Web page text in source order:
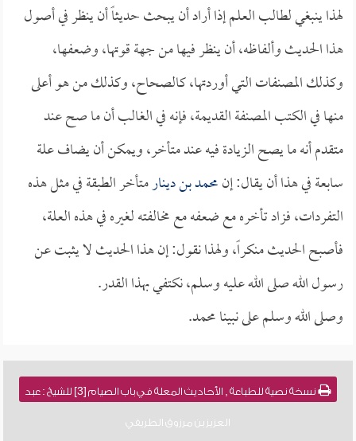
لهذا ينبغي لطالب العلم إذا أراد أن يبحث حديثاً أن ينظر في أصول
هذا الحديث وألفاظه، أن ينظر فيها من جهة قوتها، وضعفها،
وكذلك المصنفات التي أوردتها، كالصحاح، وكذلك من هو أعلى
منها في الكتب المصنفة القديمة، فإنه في الغالب أن ما صح عند
متقدم أنه ما يصح الزيادة فيه عند متأخر، ويمكن أن يضاف علة
سابعة في هذا أن يقال: إنمحمد بن دينارمتأخر الطبقة في مثل هذه
التفردات، فزاد تأخره مع ضعفه مع مخالفته لغيره في هذه العلة،
فأصبح الحديث منكراً، ولهذا نقول: إن هذا الحديث لا يثبت عن
رسول الله صلى الله عليه وسلم، نكتفي بهذا القدر.
وصلى الله وسلم على نبينا محمد.
نسخة نصية للطباعة , الأحاديث المعلة في باب الصيام [3] للشيخ : عبد
العزيز بن مرزوق الطريفي